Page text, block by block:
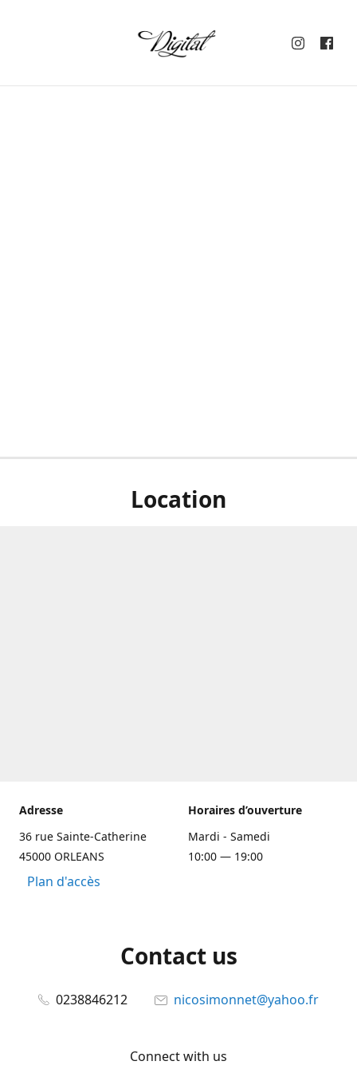
Location
Adresse
36 rue Sainte-Catherine
45000 ORLEANS
Plan d'accès
Horaires d’ouverture
Mardi - Samedi
10:00 — 19:00
Contact us
0238846212 nicosimonnet@yahoo.fr
Connect with us